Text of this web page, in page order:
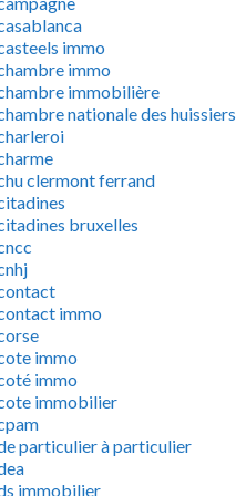
immo
immo
immobilière
nationale des huissiers
clermont ferrand
bruxelles
immo
immo
immo
immobilier
particulier à particulier
immobilier